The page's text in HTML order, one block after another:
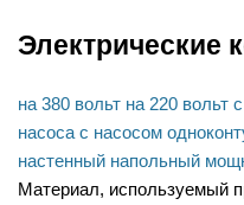
Электрические
на 380 вольт на 220 вольт
насоса с насосом
настенный напольный
Материал, используемый